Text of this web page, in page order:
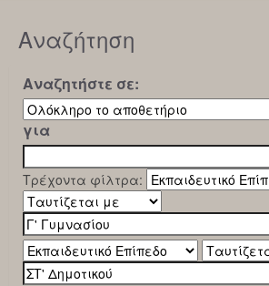
Αναζήτηση
Αναζητήστε σε:
για
Τρέχοντα φίλτρα: